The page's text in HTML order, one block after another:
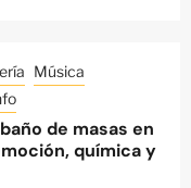
Música
de masas en
química y